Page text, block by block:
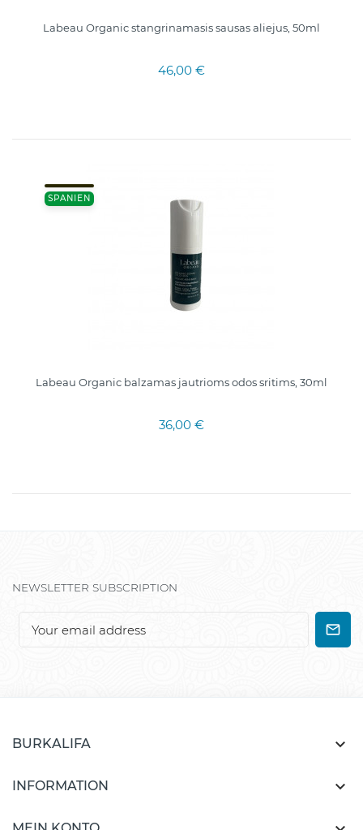
Labeau Organic stangrinamasis sausas aliejus, 50ml
46,00 €
SPANIEN
Labeau Organic balzamas jautrioms odos sritims, 30ml
36,00 €
NEWSLETTER SUBSCRIPTION
BURKALIFA 
INFORMATION 